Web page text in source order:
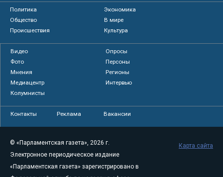
Политика
Экономика
Общество
В мире
Происшествия
Культура
Видео
Опросы
Фото
Персоны
Мнения
Регионы
Медиацентр
Интервью
Колумнисты
Контакты Реклама Вакансии
© «Парламентская газета», 2026 г.
Электронное периодическое издание
«Парламентская газета» зарегистрировано в
Карта сайта